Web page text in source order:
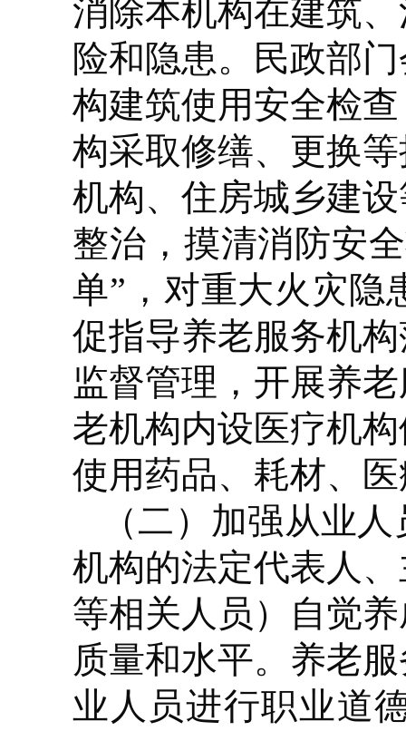
消除本机构在建筑
险和隐患。民政部
构建筑使用安全检
构采取修缮、更换
机构、住房城乡建
整治，摸清消防安
单”，对重大火灾隐
促指导养老服务机
监督管理，开展养
老机构内设医疗机
使用药品、耗材、
（二）加强从业
机构的法定代表人
等相关人员）自觉
质量和水平。养老
业人员进行职业道